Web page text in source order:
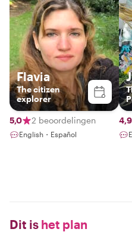
Flavia
The citizen
explorer
5,0 2 beoordelingen
English・Español
4,9
Dit is het plan